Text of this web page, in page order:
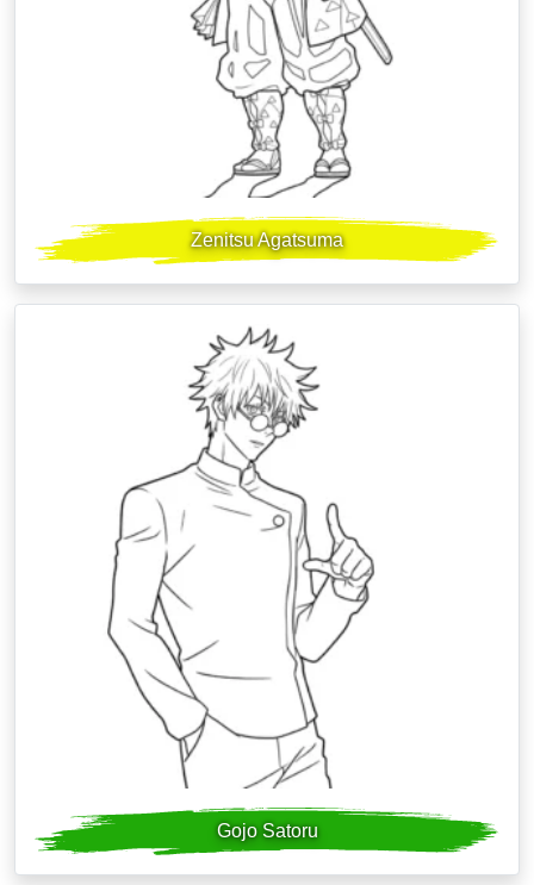
Zenitsu Agatsuma
Gojo Satoru